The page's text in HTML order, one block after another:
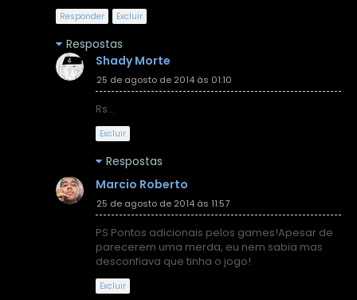
Responder Excluir
Respostas
Shady Morte
25 de agosto de 2014 às 01:10
Rs...
Excluir
Respostas
Marcio Roberto
25 de agosto de 2014 às 11:57
PS Pontos adicionais pelos games!Apesar de
parecerem uma merda, eu nem sabia mas
desconfiava que tinha o jogo!
Excluir